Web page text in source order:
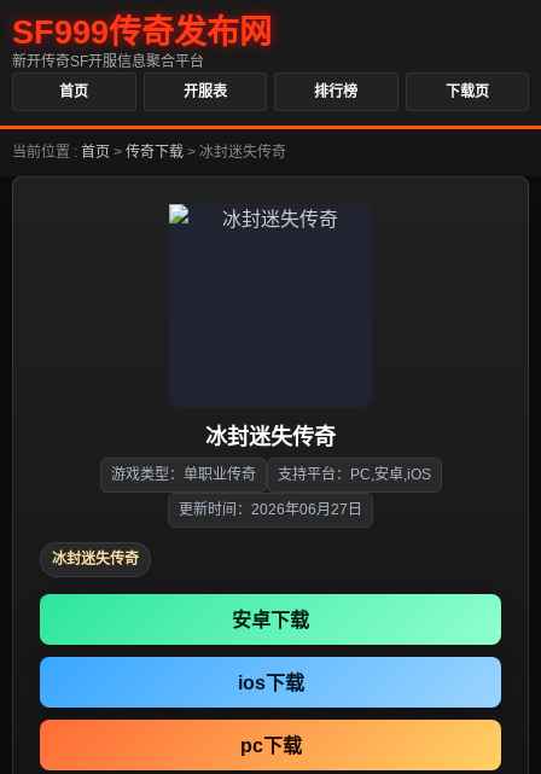
SF999传奇发布网
新开传奇SF开服信息聚合平台
首页
开服表 排行榜 下载页
当前位置 : 首页 > 传奇下载 > 冰封迷失传奇
冰封迷失传奇
游戏类型：单职业传奇 支持平台：PC,安卓,iOS
更新时间：2026年06月27日
冰封迷失传奇
安卓下载
ios下载
pc下载